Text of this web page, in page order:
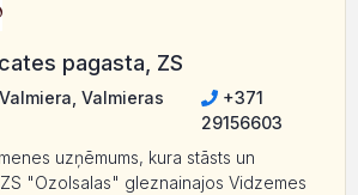
pagasta, ZS
Valmieras
+371
29156603
uzņēmums, kura stāsts un
"Ozolsalas" gleznainajos Vidzemes